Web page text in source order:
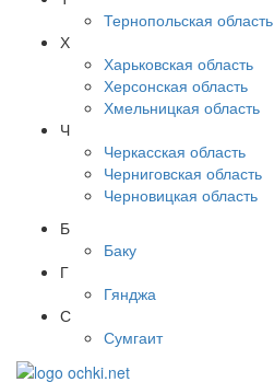
Тернопольская область
Х
Харьковская область
Херсонская область
Хмельницкая область
Ч
Черкасская область
Черниговская область
Черновицкая область
Б
Баку
Г
Гянджа
С
Сумгаит